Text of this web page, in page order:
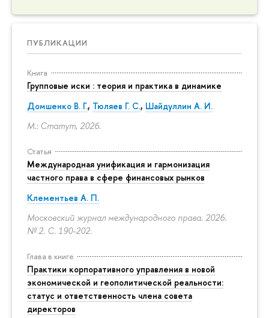
ПУБЛИКАЦИИ
Книга
Групповые иски : теория и практика в динамике
Домшенко В. Г., Тюляев Г. С., Шайдуллин А. И.
М.: Статут, 2026.
Статья
Международная унификация и гармонизация
частного права в сфере финансовых рынков
Клементьев А. П.
Московский журнал международного права. 2026.
№ 2. С. 190-202.
Глава в книге
Практики корпоративного управления в новой
экономической и геополитической реальности:
статус и ответственность члена совета
директоров